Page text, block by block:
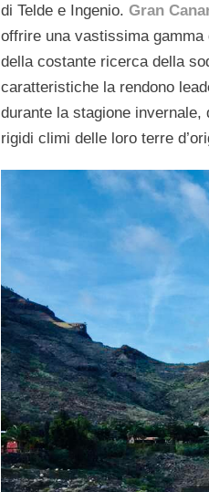
di Telde e Ingenio. Gran
offrire una vastissima
della costante ricerca della
caratteristiche la rendono
durante la stagione
rigidi climi delle loro terre